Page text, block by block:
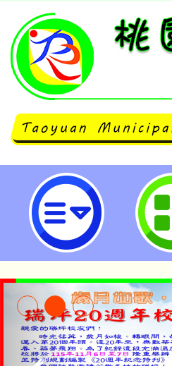
臺灣師範大學辦
期進修經驗分享